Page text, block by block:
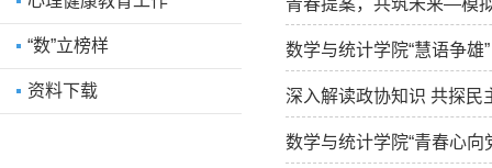
“数”立榜样
资料下载
数学与统计学院“慧语争雄
深入解读政协知识 共探民
数学与统计学院“青春心